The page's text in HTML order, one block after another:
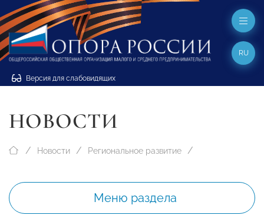
Версия для слабовидящих
RU
НОВОСТИ
Новости Региональное развитие
Меню раздела